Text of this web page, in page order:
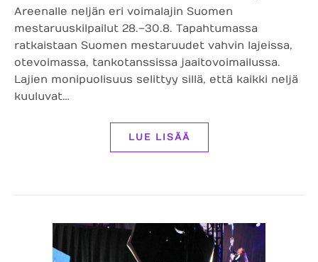
Areenalle neljän eri voimalajin Suomen
mestaruuskilpailut 28.–30.8. Tapahtumassa
ratkaistaan Suomen mestaruudet vahvin lajeissa,
otevoimassa, tankotanssissa ja aitovoimailussa.
Lajien monipuolisuus selittyy sillä, että kaikki neljä
kuuluvat…
LUE LISÄÄ